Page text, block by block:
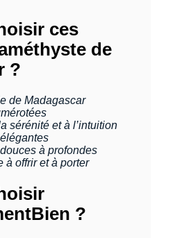
ces
de
?
de Madagascar
sérénité et à l’intuition
à profondes
à offrir et à porter
?